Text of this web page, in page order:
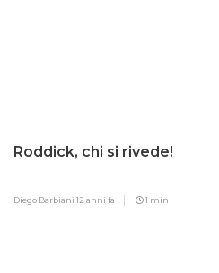
Roddick, chi si rivede!
Diego Barbiani12 anni fa 1 min